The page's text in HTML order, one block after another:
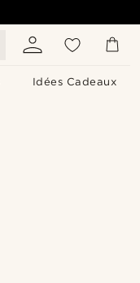
Idées Cadeaux